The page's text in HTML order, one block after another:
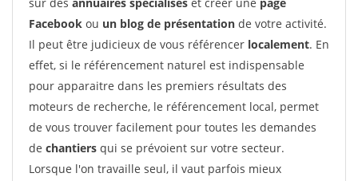
Facebook ou un blog de présentation de votre activité.
Il peut être judicieux de vous référencer localement. En
effet, si le référencement naturel est indispensable
pour apparaitre dans les premiers résultats des
moteurs de recherche, le référencement local, permet
de vous trouver facilement pour toutes les demandes
de chantiers qui se prévoient sur votre secteur.
Lorsque l'on travaille seul, il vaut parfois mieux